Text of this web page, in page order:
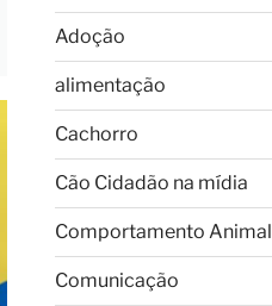
Adoção
alimentação
Cachorro
Cão Cidadão na mídia
Comportamento Animal
Comunicação